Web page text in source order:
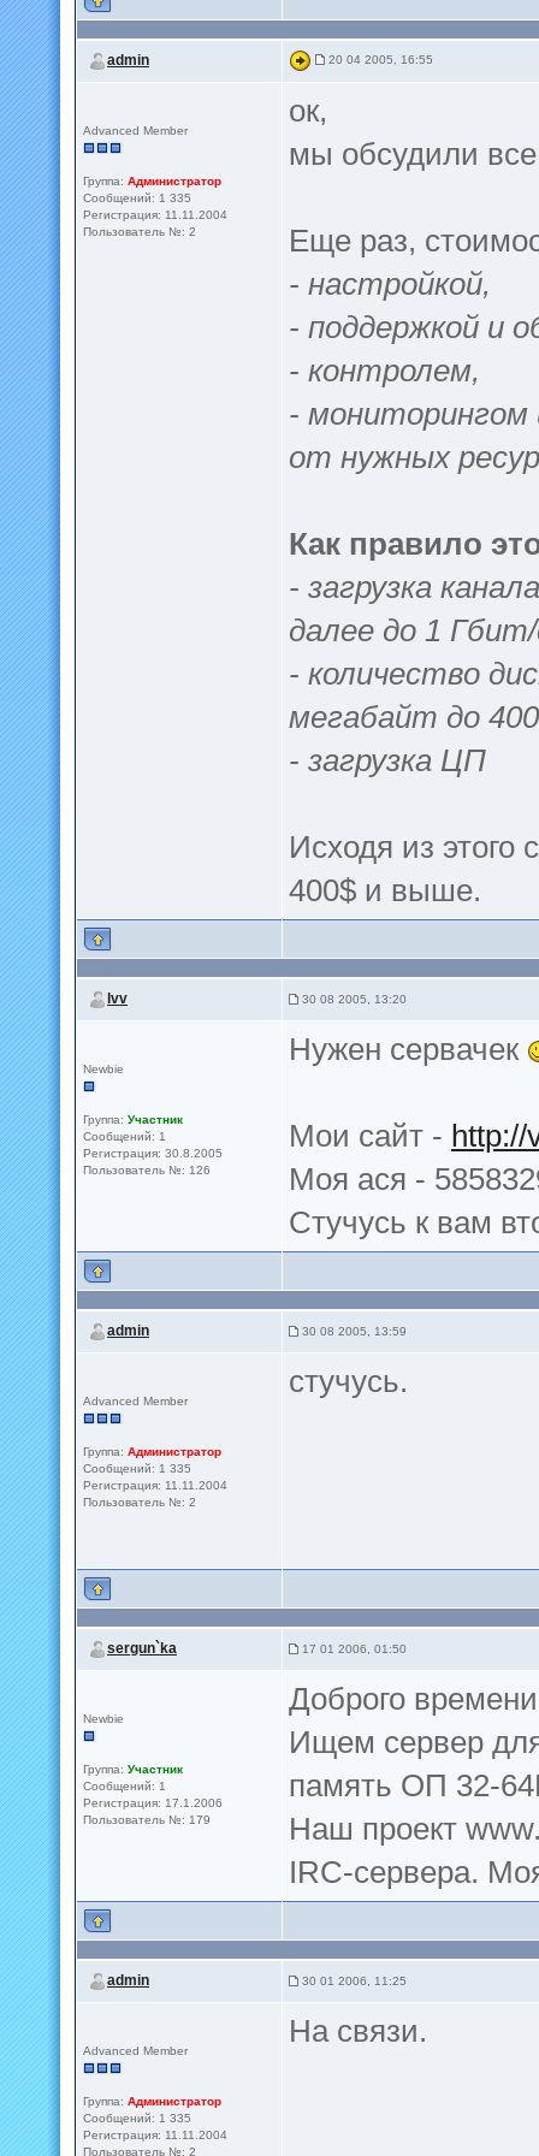
admin 20 04 2005, 16:55
Advanced Member
Группа: Администратор
Сообщений: 1 335
Регистрация: 11.11.2004
Пользователь №: 2
ок,
мы обсудили
Еще раз,
- настройкой,
- поддержкой и
- контролем,
- мониторингом
от нужных
Как правило
- загрузка
далее до 1
- количество
мегабайт до
- загрузка ЦП
Исходя из этого
400$ и выше.
lvv 30 08 2005, 13:20
Newbie
Группа: Участник
Сообщений: 1
Регистрация: 30.8.2005
Пользователь №: 126
Нужен сервачек
Мои сайт - http://
Моя ася -
Стучусь к вам
admin 30 08 2005, 13:59
Advanced Member
Группа: Администратор
Сообщений: 1 335
Регистрация: 11.11.2004
Пользователь №: 2
стучусь.
sergun`ka 17 01 2006, 01:50
Newbie
Группа: Участник
Сообщений: 1
Регистрация: 17.1.2006
Пользователь №: 179
Доброго времени
Ищем сервер
память ОП 32-
Наш проект
IRC-сервера.
admin 30 01 2006, 11:25
Advanced Member
Группа: Администратор
Сообщений: 1 335
Регистрация: 11.11.2004
Пользователь №: 2
На связи.